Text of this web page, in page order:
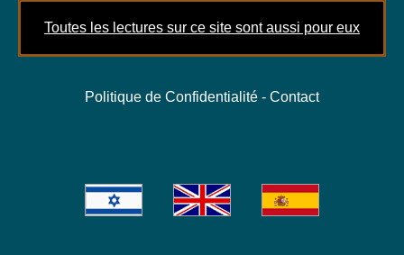
Toutes les lectures sur ce site sont aussi pour eux
Politique de Confidentialité - Contact